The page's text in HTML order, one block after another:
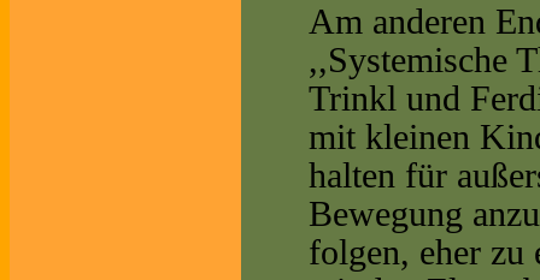
Am anderen
,,Systemische
Trinkl und
mit kleinen
halten für
Bewegung
folgen, eher zu